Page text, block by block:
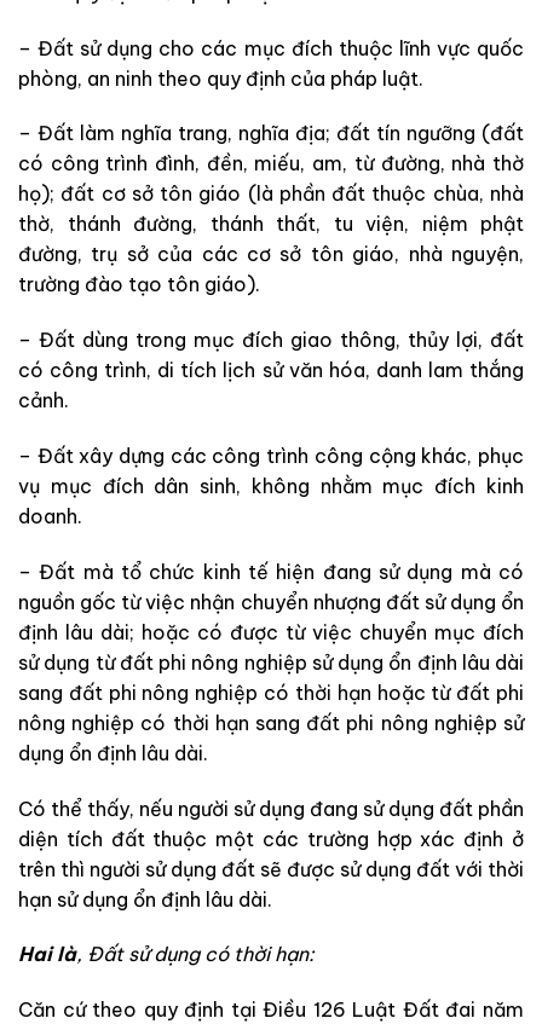
– Đất sử dụng cho các mục đích thuộc lĩnh vực quốc
phòng, an ninh theo quy định của pháp luật.
– Đất làm nghĩa trang, nghĩa địa; đất tín ngưỡng (đất
có công trình đình, đền, miếu, am, từ đường, nhà thờ
họ); đất cơ sở tôn giáo (là phần đất thuộc chùa, nhà
thờ, thánh đường, thánh thất, tu viện, niệm phật
đường, trụ sở của các cơ sở tôn giáo, nhà nguyện,
trường đào tạo tôn giáo).
– Đất dùng trong mục đích giao thông, thủy lợi, đất
có công trình, di tích lịch sử văn hóa, danh lam thắng
cảnh.
– Đất xây dựng các công trình công cộng khác, phục
vụ mục đích dân sinh, không nhằm mục đích kinh
doanh.
– Đất mà tổ chức kinh tế hiện đang sử dụng mà có
nguồn gốc từ việc nhận chuyển nhượng đất sử dụng ổn
định lâu dài; hoặc có được từ việc chuyển mục đích
sử dụng từ đất phi nông nghiệp sử dụng ổn định lâu dài
sang đất phi nông nghiệp có thời hạn hoặc từ đất phi
nông nghiệp có thời hạn sang đất phi nông nghiệp sử
dụng ổn định lâu dài.
Có thể thấy, nếu người sử dụng đang sử dụng đất phần
diện tích đất thuộc một các trường hợp xác định ở
trên thì người sử dụng đất sẽ được sử dụng đất với thời
hạn sử dụng ổn định lâu dài.
Hai là, Đất sử dụng có thời hạn:
Căn cứ theo quy định tại Điều 126 Luật Đất đai năm